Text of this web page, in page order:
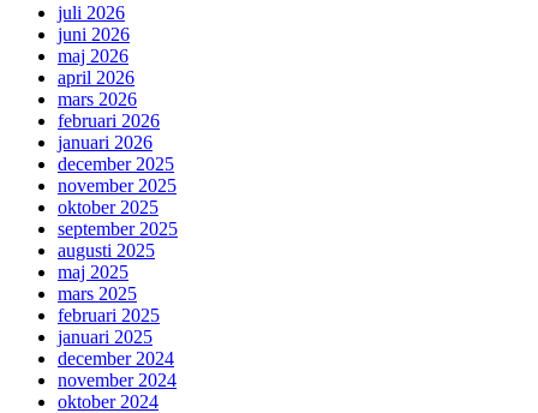
juli 2026
juni 2026
maj 2026
april 2026
mars 2026
februari 2026
januari 2026
december 2025
november 2025
oktober 2025
september 2025
augusti 2025
maj 2025
mars 2025
februari 2025
januari 2025
december 2024
november 2024
oktober 2024